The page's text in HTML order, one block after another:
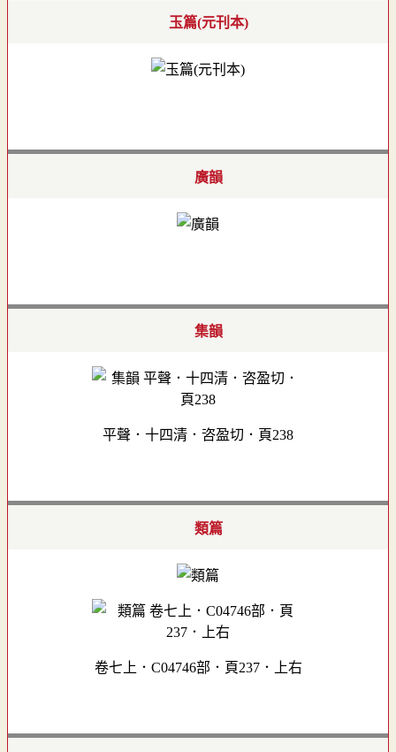
玉篇(元刊本)
廣韻
集韻
平聲．十四清．咨盈切．頁238
類篇
卷七上．C04746部．頁237．上右